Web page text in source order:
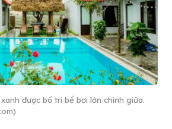
được bố trí bể bơi lớn chính giữa.